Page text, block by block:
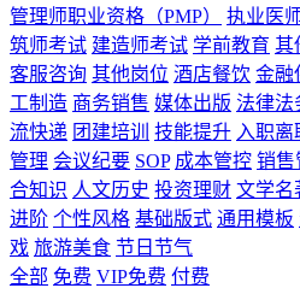
管理师职业资格（PMP）
执业医
筑师考试 建造师考试 学前教育 其
客服咨询 其他岗位 酒店餐饮 金融
工制造 商务销售 媒体出版 法律法
流快递 团建培训 技能提升 入职离
管理 会议纪要 SOP 成本管控 销售
合知识 人文历史 投资理财 文学名
进阶 个性风格 基础版式 通用模板
戏 旅游美食 节日节气
全部 免费 VIP免费 付费